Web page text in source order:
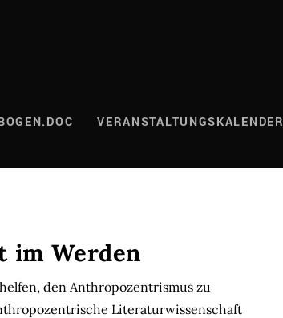
VERANSTALTUNGSKALENDER
im Werden
den Anthropozentrismus zu
Literaturwissenschaft